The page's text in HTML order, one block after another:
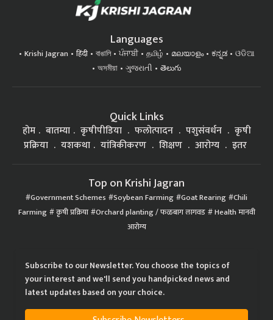
Languages
Krishi Jagran हिंदी বাঙালি ਪੰਜਾਬੀ தமிழ் മലയാളം ಕನ್ನಡ
ଓଡିଆ
অসমীয়া
ગુજરાતી తెలుగు
Quick Links
होम बातम्या कृषीपीडिया फलोत्पादन पशुसंवर्धन
कृषी
प्रक्रिया
यशकथा यांत्रिकीकरण शिक्षण आरोग्य इतर
Top on Krishi Jagran
Government Schemes Soybean Farming Goat Rearing Chili
Farming कृषी प्रक्रिया Orchard planting / फळबाग लागवड Health मानवी
आरोग्य
Subscribe to our Newsletter. You choose the topics of
your interest and we'll send you handpicked news and
latest updates based on your choice.